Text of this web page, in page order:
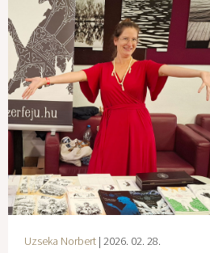
Uzseka Norbert| 2026. 02. 28.